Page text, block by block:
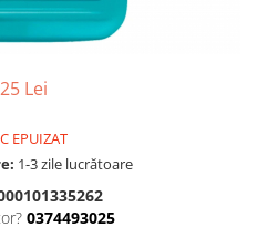
Lei
EPUIZAT
1-3 zile lucrătoare
0374493025